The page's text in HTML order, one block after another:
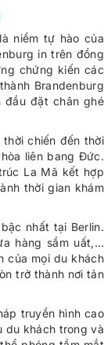
niềm tự hào của
in trên đồng
chứng kiến các
Brandenburg
đầu đặt chân ghé
chiến đến thời
liên bang Đức.
La Mã kết hợp
thời gian khám
nhất tại Berlin.
hàng sầm uất,…
của mọi du khách
trở thành nơi tản
truyền hình cao
du khách trong và